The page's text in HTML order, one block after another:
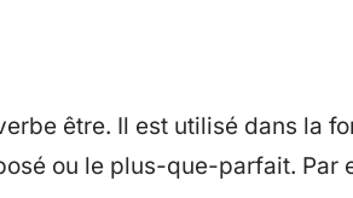
être. Il est utilisé dans la
ou le plus-que-parfait. Par